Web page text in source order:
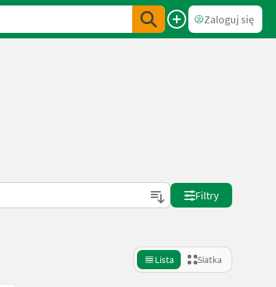
Zaloguj się
Filtry
Lista Siatka